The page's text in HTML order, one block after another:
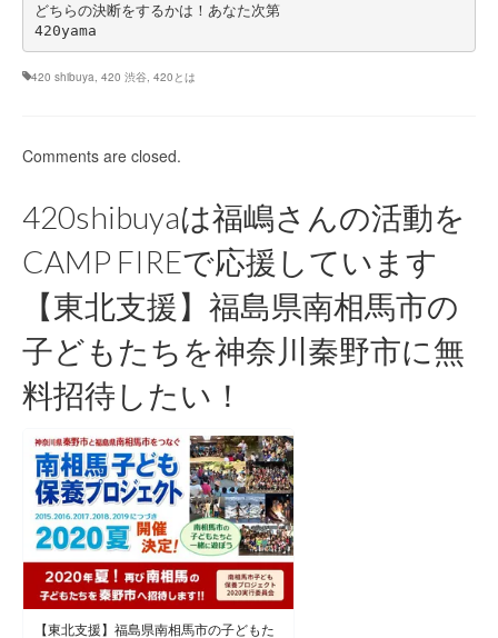
どちらの決断をするかは！あなた次第
420yama
420 shibuya, 420 渋谷, 420とは
Comments are closed.
420shibuyaは福嶋さんの活動を
CAMP FIREで応援しています
【東北支援】福島県南相馬市の
子どもたちを神奈川秦野市に無
料招待したい！